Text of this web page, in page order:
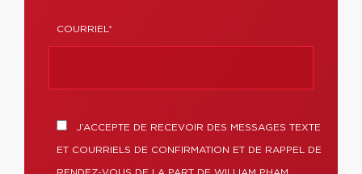
COURRIEL*
J’ACCEPTE DE RECEVOIR DES MESSAGES TEXTE
ET COURRIELS DE CONFIRMATION ET DE RAPPEL DE